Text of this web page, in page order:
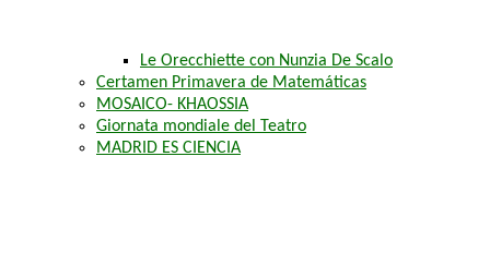
Le Orecchiette con Nunzia De Scalo
Certamen Primavera de Matemáticas
MOSAICO- KHAOSSIA
Giornata mondiale del Teatro
MADRID ES CIENCIA